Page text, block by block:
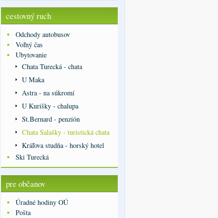
cestovný ruch
Odchody autobusov
Voľný čas
Ubytovanie
Chata Turecká - chata
U Maka
Astra - na súkromí
U Kurišky - chalupa
St.Bernard - penzión
Chata Salašky - turistická chata
Kráľova studňa - horský hotel
Ski Turecká
pre občanov
Úradné hodiny OÚ
Pošta